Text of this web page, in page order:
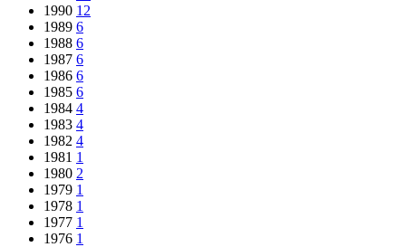
1990 12
1989 6
1988 6
1987 6
1986 6
1985 6
1984 4
1983 4
1982 4
1981 1
1980 2
1979 1
1978 1
1977 1
1976 1